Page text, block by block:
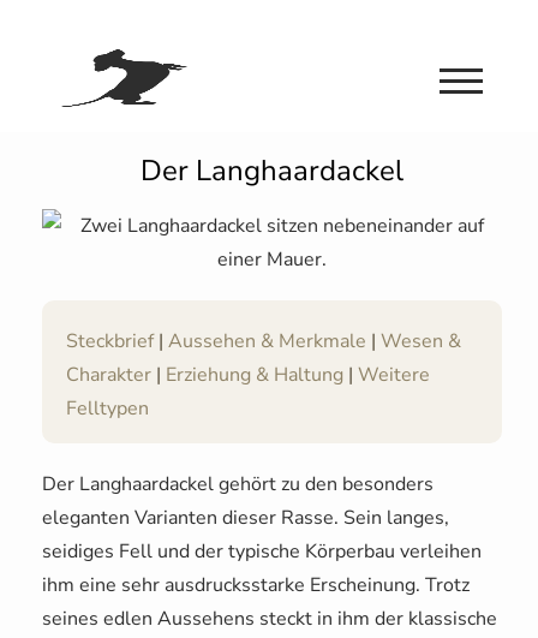
Der Langhaardackel
Steckbrief| Aussehen & Merkmale | Wesen &
Charakter | Erziehung & Haltung | Weitere
Felltypen
Der Langhaardackel gehört zu den besonders
eleganten Varianten dieser Rasse. Sein langes,
seidiges Fell und der typische Körperbau verleihen
ihm eine sehr ausdrucksstarke Erscheinung. Trotz
seines edlen Aussehens steckt in ihm der klassische